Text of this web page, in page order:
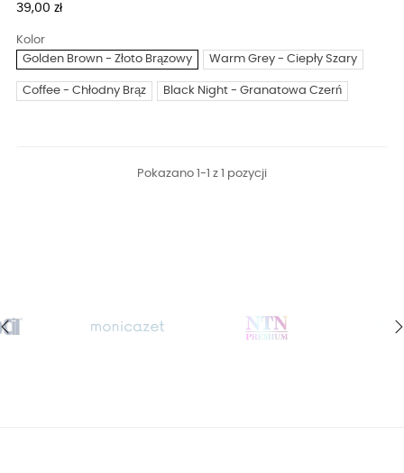
Cena
39,00 zł
Kolor
Golden Brown - Złoto Brązowy
Warm Grey - Ciepły Szary
Coffee - Chłodny Brąz Black Night - Granatowa Czerń
Pokazano 1-1 z 1 pozycji